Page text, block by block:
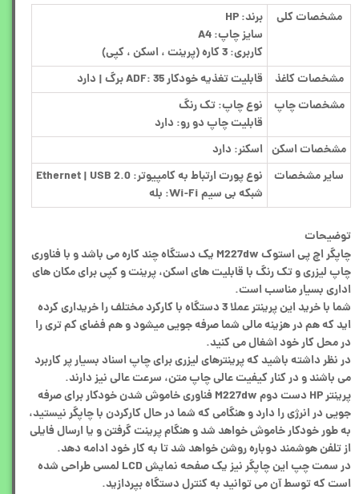
مشخصات کلی برند:HP
سایز چاپ:A4
کاربری:3 کاره (پرینت ، اسکن ، کپی)
مشخصات کاغذ
قابلیت تغذیه خودکار ADF:35 برگ | دارد
مشخصات چاپ
نوع چاپ:تک رنگ
قابلیت چاپ دو رو: دارد
مشخصات اسکن اسکنر: دارد
سایر مشخصات
نوع پورت ارتباط به کامپیوتر:Ethernet | USB 2.0
شبکه بی سیم Wi-Fi:
بله
توضیحات
چاپگر اچ پی استوک M227dw یک دستگاه چند کاره می باشد و با فناوری
چاپ لیزری و تک‌ رنگ با قابلیت های اسکن، پرینت و کپی برای مکان های
اداری بسیار مناسب است.
شما با خرید این پرینتر عملا 3 دستگاه با کارکرد مختلف را خریداری کرده
اید که هم در هزینه مالی شما صرفه جویی میشود و هم فضای کم تری را
در محل کار خود اشغال می کنید.
در نظر داشته باشید که پرینترهای لیزری برای چاپ اسناد بسیار پر کاربرد
می باشند و در کنار کیفیت عالی چاپ متن، سرعت عالی نیز دارند.
پرینتر HP دست دوم M227dw فناوری خاموش شدن خودکار برای صرفه‌
جویی در انرژی را دارد و هنگامی که شما در حال کارکردن با چاپگر نیستید،
به ‌طور خودکار خاموش خواهد شد و هنگام پرینت گرفتن و یا ارسال فایلی
از تلفن هوشمند دوباره روشن خواهد شد تا به کار خود ادامه دهد.
در سمت چپ این چاپگر نیز یک صفحه‌ نمایش LCD لمسی طراحی شده
است که توسط آن می توانید به کنترل دستگاه بپردازید.